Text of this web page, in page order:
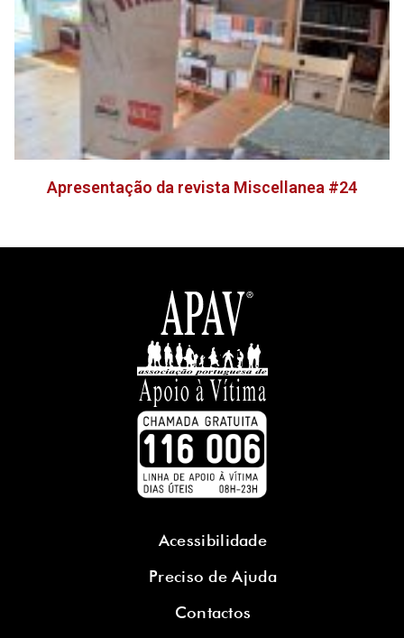
Apresentação da revista Miscellanea #24
Acessibilidade
Preciso de Ajuda
Contactos